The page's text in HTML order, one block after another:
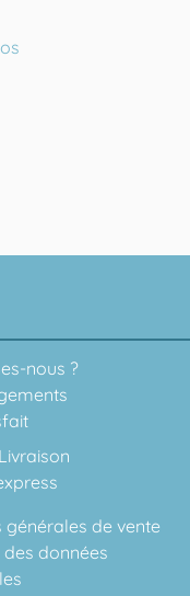
nous ?
générales de vente
données